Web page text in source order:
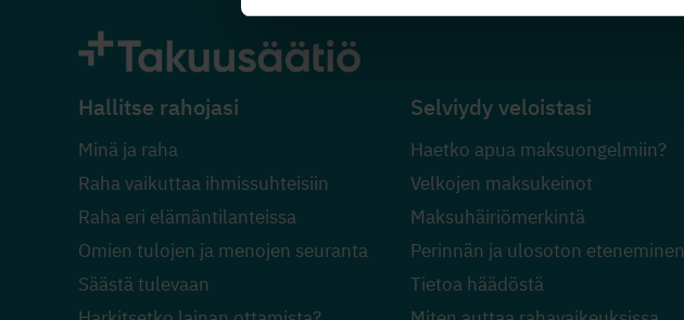
Hallitse rahojasi
Minä ja raha
Raha vaikuttaa ihmissuhteisiin
Raha eri elämäntilanteissa
Omien tulojen ja menojen seuranta
Säästä tulevaan
Selviydy veloistasi
Haetko apua maksuongelmiin?
Velkojen maksukeinot
Maksuhäiriömerkintä
Perinnän ja ulosoton eteneminen
Tietoa häädöstä